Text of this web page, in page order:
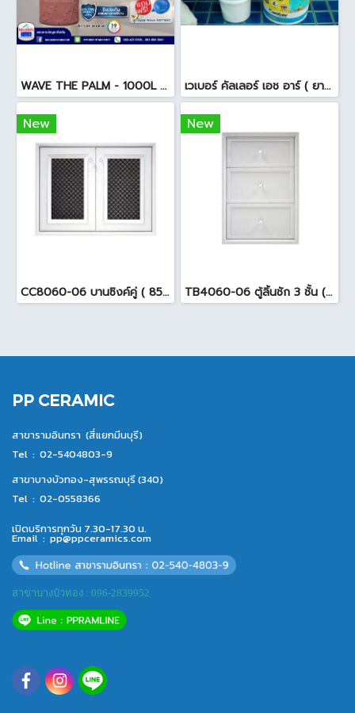
WAVE THE PALM - 1000L ถังเก็บน้ำ ( ท่อใน+ลูกลอย ) สีแดงสยาม เวเบอร์ คัลเลอร์ เอช อาร์ ( ยาแนวสระว่ายน้ำ ) 18.5 กก. สีดำ
New
CC8060-06 บานซิงค์คู่ ( 85.5x65.5x10cm. ) สีขาว
New
TB4060-06 ตู้ลิ้นชัก 3 ชั้น ( 45.7 x 54 x 65.5cm ) สีขาว
PP CERAMIC
สาขารามอินทรา (สี่แยกมีนบุรี)
Tel : 02-5404803-9
สาขาบางบัวทอง-สุพรรณบุรี (340)
Tel : 02-0558366
เปิดบริการทุกวัน 7.30-17.30 น.
Email : pp@ppceramics.com
สาขาบางบัวทอง : 096-2839952